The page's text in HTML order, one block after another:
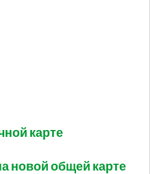
карте
новой общей карте